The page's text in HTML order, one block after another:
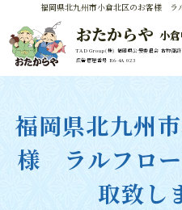
福岡県北九州市小倉北区のお客様 ラ
おたからや 小
TAD Group(株) 福岡県公安委員会 古物商
広告管理番号 R6-4A 023
福岡県北九州
様 ラルフロ
取致し